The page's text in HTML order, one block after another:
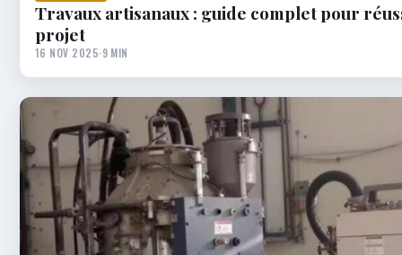
Travaux artisanaux : guide complet pour
projet
16 NOV 2025·9 MIN